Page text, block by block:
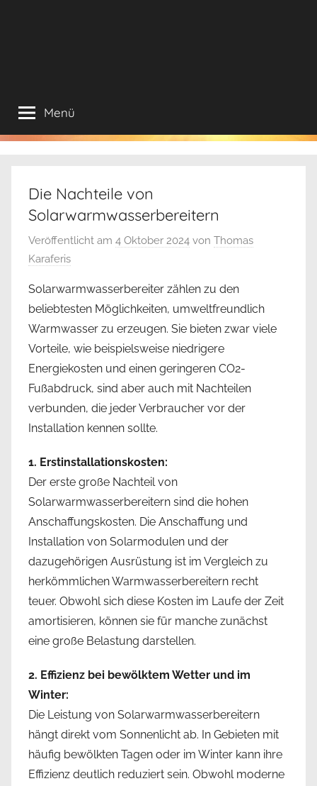
Menü
Die Nachteile von
Solarwarmwasserbereitern
Veröffentlicht am 4 Oktober 2024 von Thomas
Karaferis
Solarwarmwasserbereiter zählen zu den
beliebtesten Möglichkeiten, umweltfreundlich
Warmwasser zu erzeugen. Sie bieten zwar viele
Vorteile, wie beispielsweise niedrigere
Energiekosten und einen geringeren CO2-
Fußabdruck, sind aber auch mit Nachteilen
verbunden, die jeder Verbraucher vor der
Installation kennen sollte.
1. Erstinstallationskosten:
Der erste große Nachteil von
Solarwarmwasserbereitern sind die hohen
Anschaffungskosten. Die Anschaffung und
Installation von Solarmodulen und der
dazugehörigen Ausrüstung ist im Vergleich zu
herkömmlichen Warmwasserbereitern recht
teuer. Obwohl sich diese Kosten im Laufe der Zeit
amortisieren, können sie für manche zunächst
eine große Belastung darstellen.
2. Effizienz bei bewölktem Wetter und im
Winter:
Die Leistung von Solarwarmwasserbereitern
hängt direkt vom Sonnenlicht ab. In Gebieten mit
häufig bewölkten Tagen oder im Winter kann ihre
Effizienz deutlich reduziert sein. Obwohl moderne